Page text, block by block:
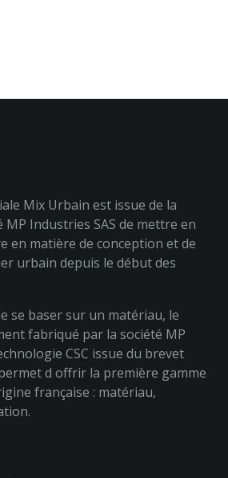
Mix Urbain est issue de la
MP Industries SAS de mettre en
en matière de conception et de
urbain depuis le début des
se baser sur un matériau, le
fabriqué par la société MP
CSC issue du brevet
d offrir la première gamme
française : matériau,